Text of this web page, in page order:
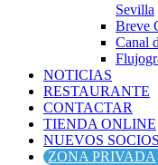
Sevilla
Breve
Canal
NOTICIAS
RESTAURANTE
CONTACTAR
TIENDA ONLINE
NUEVOS SOCIOS
ZONA PRIVADA